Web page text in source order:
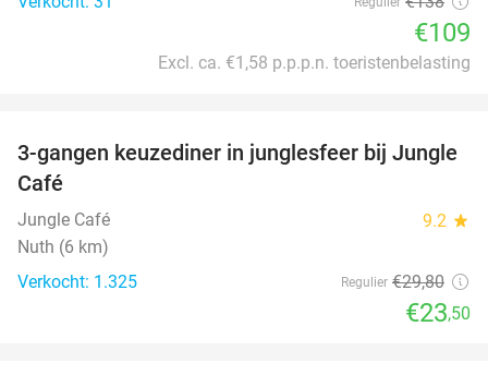
€109
Excl. ca. €1,58 p.p.p.n. toeristenbelasting
21%
3-gangen keuzediner in junglesfeer bij Jungle
Café
Jungle Café 9.2 star
Nuth (6 km)
Verkocht: 1.325
Regulier €29,80
€23,50